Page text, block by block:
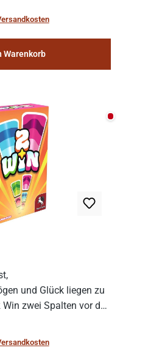
cleaning and
Warenkorb
Nicht
und Glück liegen zu
zwei Spalten vor den
in die Höhe zu treiben
nur, solange man